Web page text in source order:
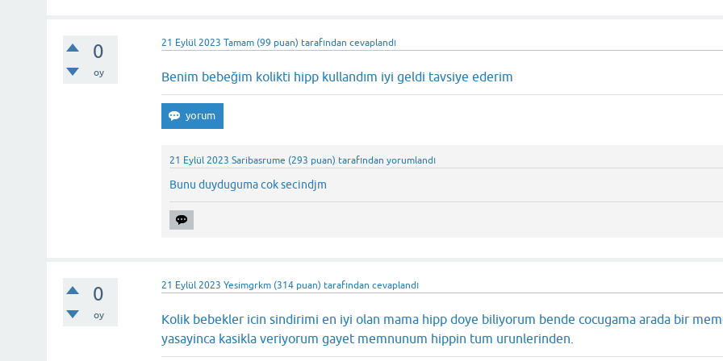
0
oy
21 Eylül 2023 Tamam (99 puan) tarafından cevaplandı
Benim bebeğim kolikti hipp kullandım iyi geldi tavsiye ederim
21 Eylül 2023 Saribasrume (293 puan) tarafından yorumlandı
Bunu duyduguma cok secindjm
0
oy
21 Eylül 2023 Yesimgrkm (314 puan) tarafından cevaplandı
Kolik bebekler icin sindirimi en iyi olan mama hipp doye biliyorum bende cocugama arada bir
yasayinca kasikla veriyorum gayet memnunum hippin tum urunlerinden.